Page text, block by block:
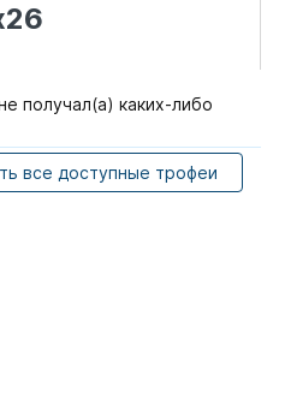
получал(а) каких-либо
все доступные трофеи